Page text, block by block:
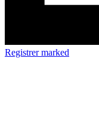
Registrer marked